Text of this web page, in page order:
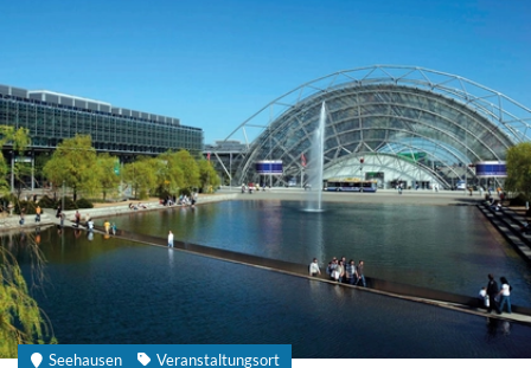
Seehausen Veranstaltungsort